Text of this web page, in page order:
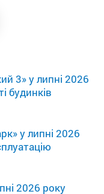
3» у липні 2026
будинків
у липні 2026
2026 року